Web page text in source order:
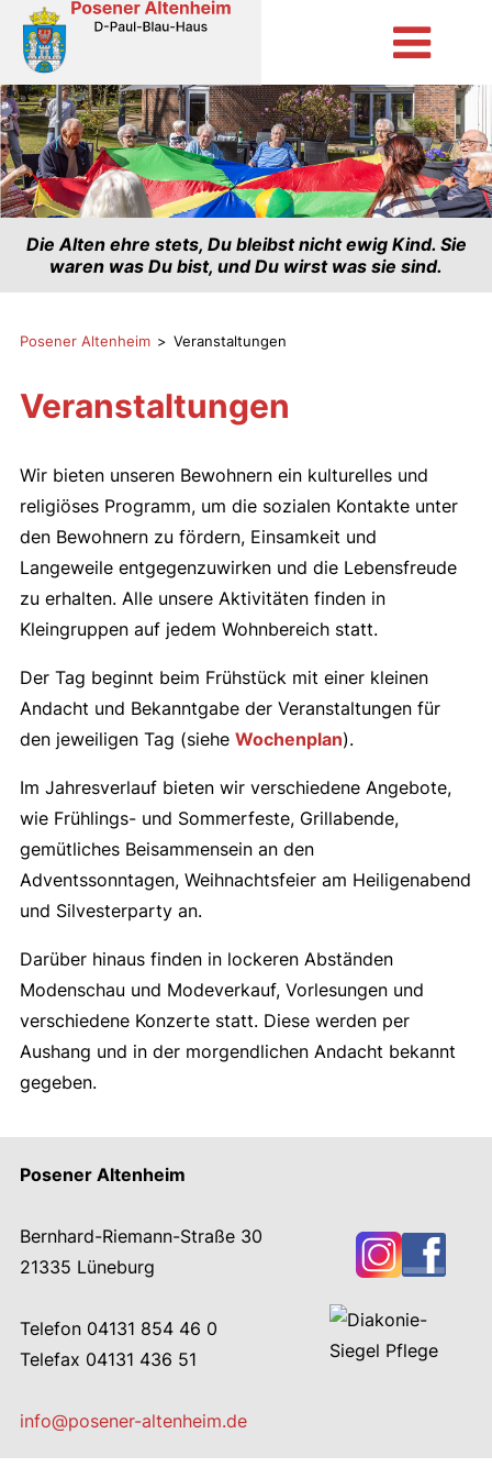
Direkt
zum
Inhalt
Die Alten ehre stets, Du bleibst nicht ewig Kind. Sie
waren was Du bist, und Du wirst was sie sind.
Posener Altenheim Veranstaltungen
Veranstaltungen
Wir bieten unseren Bewohnern ein kulturelles und
religiöses Programm, um die sozialen Kontakte unter
den Bewohnern zu fördern, Einsamkeit und
Langeweile entgegenzuwirken und die Lebensfreude
zu erhalten. Alle unsere Aktivitäten finden in
Kleingruppen auf jedem Wohnbereich statt.
Der Tag beginnt beim Frühstück mit einer kleinen
Andacht und Bekanntgabe der Veranstaltungen für
den jeweiligen Tag (siehe Wochenplan).
Im Jahresverlauf bieten wir verschiedene Angebote,
wie Frühlings- und Sommerfeste, Grillabende,
gemütliches Beisammensein an den
Adventssonntagen, Weihnachtsfeier am Heiligenabend
und Silvesterparty an.
Darüber hinaus finden in lockeren Abständen
Modenschau und Modeverkauf, Vorlesungen und
verschiedene Konzerte statt. Diese werden per
Aushang und in der morgendlichen Andacht bekannt
gegeben.
Posener Altenheim
Bernhard-Riemann-Straße 30
21335 Lüneburg
Telefon 04131 854 46 0
Telefax 04131 436 51
info@posener-altenheim.de